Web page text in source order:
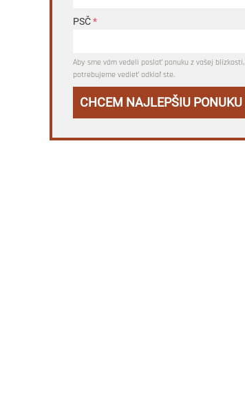
PSČ*
Aby sme vám vedeli poslať ponuku z vašej blízkosti,
potrebujeme vedieť odkiaľ ste.
CHCEM NAJLEPŠIU PONUKU